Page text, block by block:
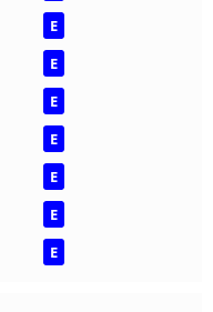
E
E
E
E
E
E
E